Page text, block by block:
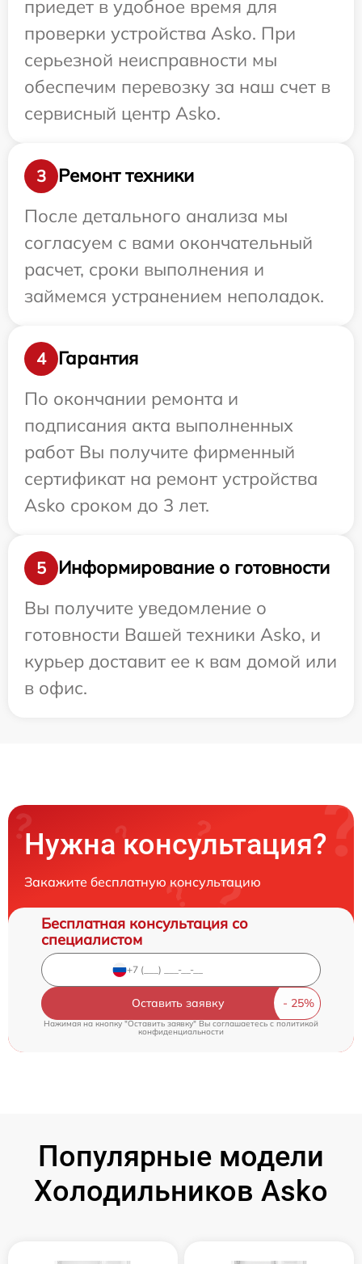
приедет в удобное время для
проверки устройства Asko. При
серьезной неисправности мы
обеспечим перевозку за наш счет в
сервисный центр Asko.
3
Ремонт техники
После детального анализа мы
согласуем с вами окончательный
расчет, сроки выполнения и
займемся устранением неполадок.
4
Гарантия
По окончании ремонта и
подписания акта выполненных
работ Вы получите фирменный
сертификат на ремонт устройства
Asko сроком до 3 лет.
5
Информирование о готовности
Вы получите уведомление о
готовности Вашей техники Asko, и
курьер доставит ее к вам домой или
в офис.
Нужна консультация?
Закажите бесплатную консультацию
Бесплатная консультация со
специалистом
Оставить заявку
Нажимая на кнопку "Оставить заявку" Вы соглашаетесь cполитикой
конфиденциальности
Популярные модели
Холодильников Asko